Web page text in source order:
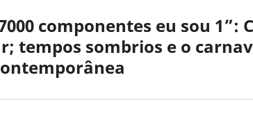
componentes eu sou
tempos sombrios e o